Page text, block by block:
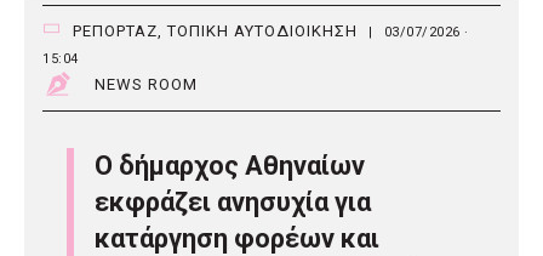
ΡΕΠΟΡΤΑΖ,ΤΟΠΙΚΗ ΑΥΤΟΔΙΟΙΚΗΣΗ
03/07/2026 ·
15:04
NEWS ROOM
Ο δήμαρχος Αθηναίων
εκφράζει ανησυχία για
κατάργηση φορέων και